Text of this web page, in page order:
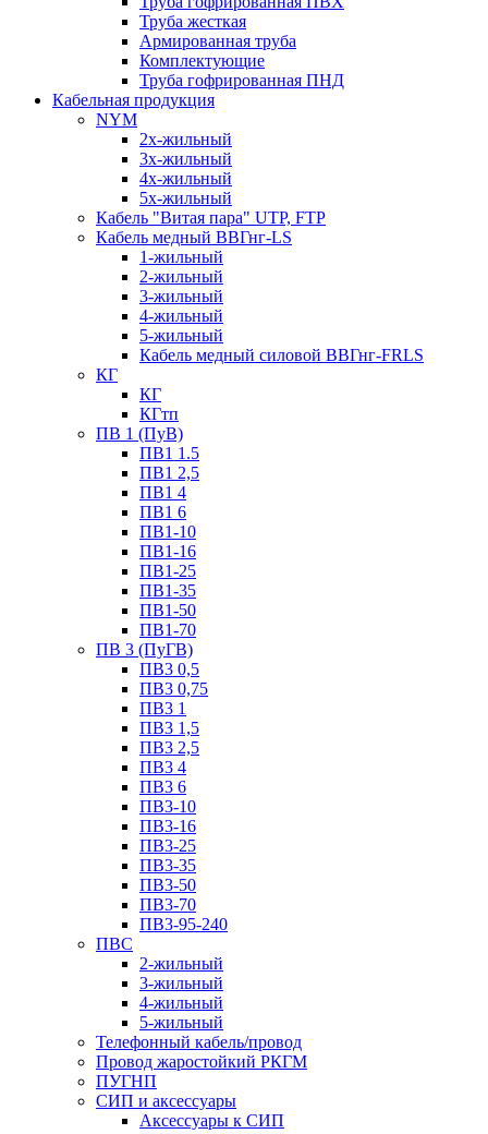
Труба жесткая
Армированная труба
Комплектующие
Труба гофрированная ПНД
Кабельная продукция
NYM
2х-жильный
3х-жильный
4х-жильный
5х-жильный
Кабель "Витая пара" UTP, FTP
Кабель медный ВВГнг-LS
1-жильный
2-жильный
3-жильный
4-жильный
5-жильный
Кабель медный силовой ВВГнг-FRLS
КГ
КГ
КГтп
ПВ 1 (ПуВ)
ПВ1 1.5
ПВ1 2,5
ПВ1 4
ПВ1 6
ПВ1-10
ПВ1-16
ПВ1-25
ПВ1-35
ПВ1-50
ПВ1-70
ПВ 3 (ПуГВ)
ПВ3 0,5
ПВ3 0,75
ПВ3 1
ПВ3 1,5
ПВ3 2,5
ПВ3 4
ПВ3 6
ПВ3-10
ПВ3-16
ПВ3-25
ПВ3-35
ПВ3-50
ПВ3-70
ПВ3-95-240
ПВС
2-жильный
3-жильный
4-жильный
5-жильный
Телефонный кабель/провод
Провод жаростойкий РКГМ
ПУГНП
СИП и аксессуары
Аксессуары к СИП